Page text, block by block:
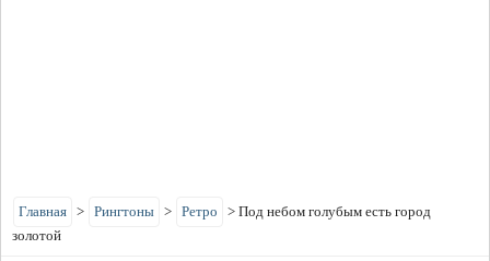
Главная > Рингтоны > Ретро > Под небом голубым есть город
золотой